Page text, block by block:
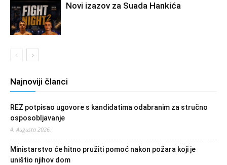
Novi izazov za Suada Hankića
Najnoviji članci
REZ potpisao ugovore s kandidatima odabranim za stručno
osposobljavanje
4. Augusta 2026.
Ministarstvo će hitno pružiti pomoć nakon požara koji je
uništio njihov dom